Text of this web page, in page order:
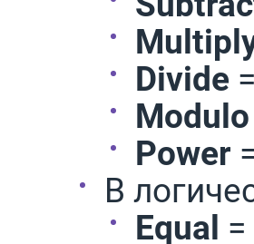
Divide
Modulo
Power
В
Equal